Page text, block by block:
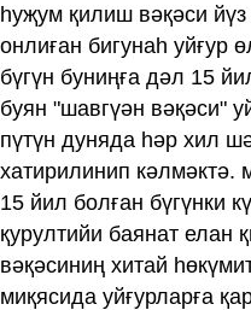
һуҗум қилиш вәқәси
онлиған бигунаһ уйғур
бүгүн буниңға дәл 15
буян "шавгүән вәқәси"
пүтүн дуняда һәр хил
хатирилинип кәлмәктә.
15 йил болған бүгүнки
қурултийи баянат елан
вәқәсиниң хитай
миқясида уйғурларға